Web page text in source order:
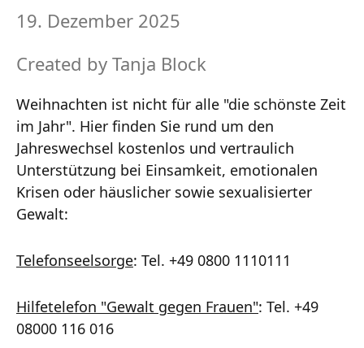
19. Dezember 2025
Created by Tanja Block
Weihnachten ist nicht für alle "die schönste Zeit
im Jahr". Hier finden Sie rund um den
Jahreswechsel kostenlos und vertraulich
Unterstützung bei Einsamkeit, emotionalen
Krisen oder häuslicher sowie sexualisierter
Gewalt:
Telefonseelsorge: Tel. +49 0800 1110111
Hilfetelefon "Gewalt gegen Frauen": Tel. +49
08000 116 016